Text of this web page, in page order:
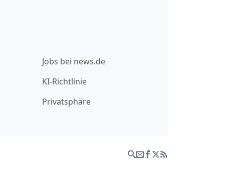
Jobs bei news.de
KI-Richtlinie
Privatsphäre